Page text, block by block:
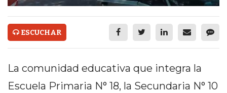
CHANGUITO.COM.AR Y
TIENDAS ONLINE CON
ESCUCHAR
La comunidad educativa que integra la
Escuela Primaria N° 18, la Secundaria N° 10